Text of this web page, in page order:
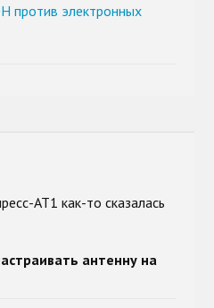
против электронных
АТ1 как-то сказалась
антенну на